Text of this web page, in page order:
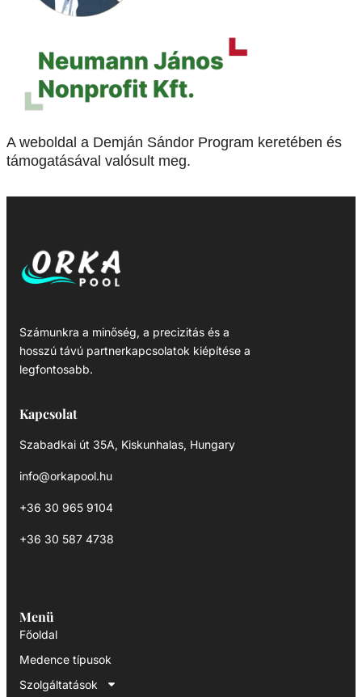
A weboldal a Demján Sándor Program keretében és
támogatásával valósult meg.
Számunkra a minőség, a precizitás és a
hosszú távú partnerkapcsolatok kiépítése a
legfontosabb.
Kapcsolat
Szabadkai út 35A, Kiskunhalas, Hungary
info@orkapool.hu
+36 30 965 9104
+36 30 587 4738
Menü
Főoldal
Medence típusok
Szolgáltatások